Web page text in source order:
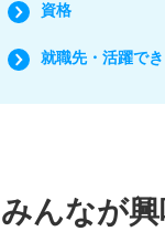
資格
就職先・活躍で
みんなが